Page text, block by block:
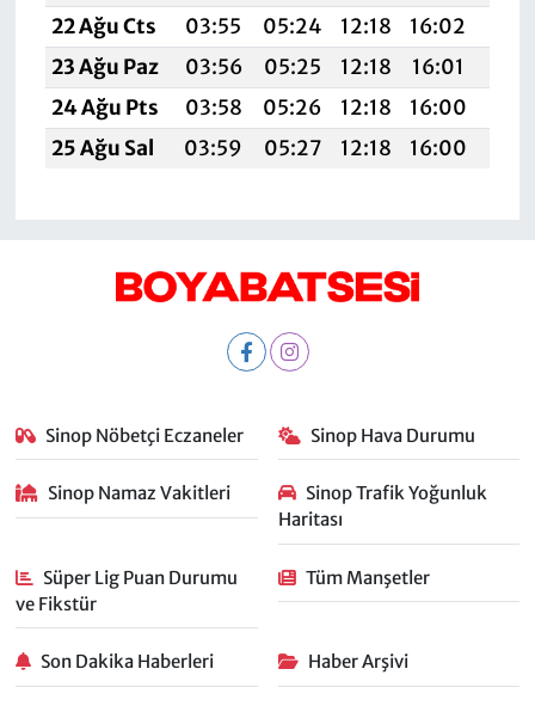
22 Ağu Cts
03:55 05:24 12:18 16:02
23 Ağu Paz
03:56 05:25 12:18 16:01
24 Ağu Pts
03:58 05:26 12:18 16:00
25 Ağu Sal
03:59 05:27 12:18 16:00
Sinop Nöbetçi Eczaneler Sinop Hava Durumu
Sinop Namaz Vakitleri
Sinop Trafik Yoğunluk
Haritası
Süper Lig Puan Durumu
ve Fikstür
Tüm Manşetler
Son Dakika Haberleri Haber Arşivi